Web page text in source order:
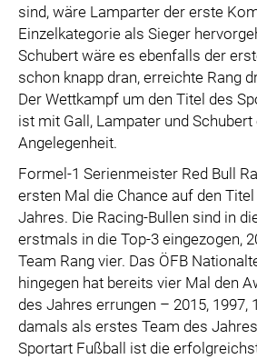
sind, wäre Lamparter der erste
Einzelkategorie als Sieger
Schubert wäre es ebenfalls der
schon knapp dran, erreichte Rang
Der Wettkampf um den Titel des
ist mit Gall, Lampater und
Angelegenheit.
Formel-1 Serienmeister Red Bull
ersten Mal die Chance auf den
Jahres. Die Racing-Bullen sind in
erstmals in die Top-3 eingezogen,
Team Rang vier. Das ÖFB
hingegen hat bereits vier Mal den
des Jahres errungen – 2015, 1997,
damals als erstes Team des
Sportart Fußball ist die